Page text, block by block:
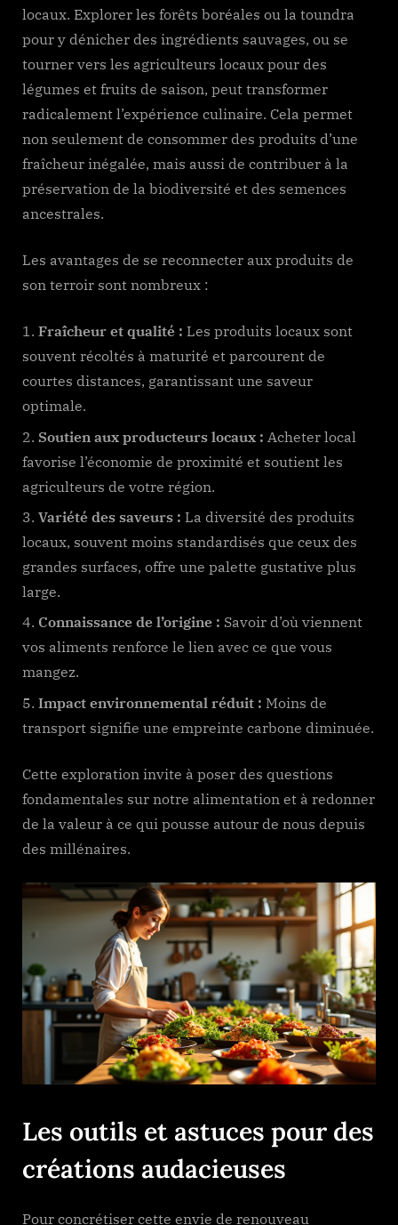
locaux. Explorer les forêts boréales ou la toundra
pour y dénicher des ingrédients sauvages, ou se
tourner vers les agriculteurs locaux pour des
légumes et fruits de saison, peut transformer
radicalement l’expérience culinaire. Cela permet
non seulement de consommer des produits d’une
fraîcheur inégalée, mais aussi de contribuer à la
préservation de la biodiversité et des semences
ancestrales.
Les avantages de se reconnecter aux produits de
son terroir sont nombreux :
Fraîcheur et qualité : Les produits locaux sont
souvent récoltés à maturité et parcourent de
courtes distances, garantissant une saveur
optimale.
Soutien aux producteurs locaux : Acheter local
favorise l’économie de proximité et soutient les
agriculteurs de votre région.
Variété des saveurs : La diversité des produits
locaux, souvent moins standardisés que ceux des
grandes surfaces, offre une palette gustative plus
large.
Connaissance de l’origine : Savoir d’où viennent
vos aliments renforce le lien avec ce que vous
mangez.
Impact environnemental réduit : Moins de
transport signifie une empreinte carbone diminuée.
Cette exploration invite à poser des questions
fondamentales sur notre alimentation et à redonner
de la valeur à ce qui pousse autour de nous depuis
des millénaires.
Les outils et astuces pour des
créations audacieuses
Pour concrétiser cette envie de renouveau